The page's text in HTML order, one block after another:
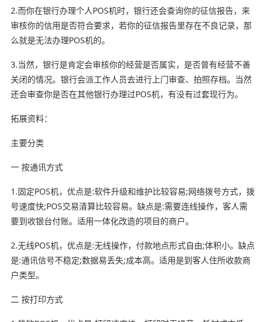
2.而你在银行办理个人POS机时，银行还会查询你的征信报告，来
审核你的信用是否符合要求，若你的征信报告里存在不良记录，那
么就是无法办理POS机的。
3.当然，银行是肯定会审核你的经营是否属实，是否曾有经营不善
关闭的情况。银行会派工作人员去进行上门审查、拍照存档。当然
还会审查你是否在其他银行办理过POS机，有没有过套现行为。
拓展资料：
主要分类
一 按通讯方式
1.固定POS机，优点是:软件升级和维护比较容易;网络拨号方式，拨
号速度快;POS交易清算比较容易。缺点是:需要连线操作，客人需
要到收银台付账。适用一体化改造的项目的商户。
2.无线POS机，优点是:无线操作，付款地点形式自由;体积小。缺点
是:通讯信号不稳定;数据易丢失;成本高。适用是到客人住所收款商
户类型。
二 按打印方式